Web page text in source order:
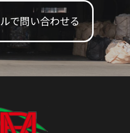
で問い合わせる